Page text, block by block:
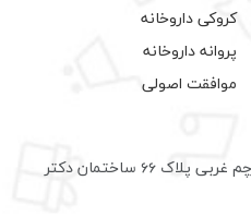
کروکی داروخانه
پروانه داروخانه
موافقت اصولی
تهران میدان توحید خیابان پرچم غربی پلاک ۶۶ ساختمان دکتر